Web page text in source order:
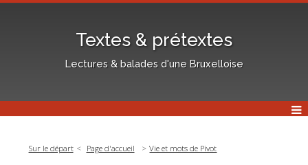
Textes & prétextes
Lectures & balades d'une Bruxelloise
Sur le départ Page d'accueil Vie et mots de Pivot